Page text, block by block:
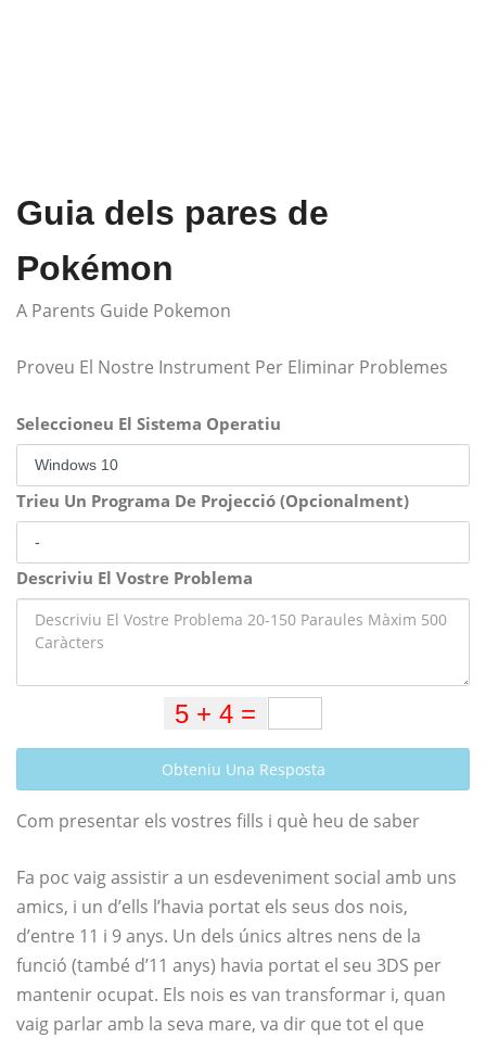
Guia dels pares de
Pokémon
A Parents Guide Pokemon
Proveu El Nostre Instrument Per Eliminar Problemes
Seleccioneu El Sistema Operatiu
Trieu Un Programa De Projecció (Opcionalment)
Descriviu El Vostre Problema
Obteniu Una Resposta
Com presentar els vostres fills i què heu de saber
Fa poc vaig assistir a un esdeveniment social amb uns
amics, i un d’ells l’havia portat els seus dos nois,
d’entre 11 i 9 anys. Un dels únics altres nens de la
funció (també d’11 anys) havia portat el seu 3DS per
mantenir ocupat. Els nois es van transformar i, quan
vaig parlar amb la seva mare, va dir que tot el que